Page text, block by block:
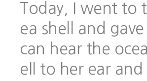
Today, I went to
ea shell and
can hear the
ell to her ear and